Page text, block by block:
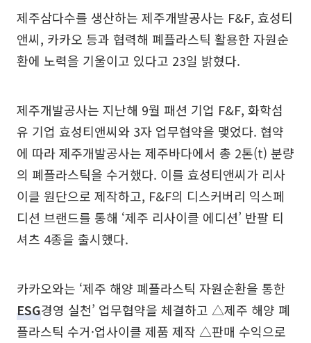
제주삼다수를 생산하는 제주개발공사는 F&F, 효성티
앤씨, 카카오 등과 협력해 폐플라스틱 활용한 자원순
환에 노력을 기울이고 있다고 23일 밝혔다.
제주개발공사는 지난해 9월 패션 기업 F&F, 화학섬
유 기업 효성티앤씨와 3자 업무협약을 맺었다. 협약
에 따라 제주개발공사는 제주바다에서 총 2톤(t) 분량
의 폐플라스틱을 수거했다. 이를 효성티앤씨가 리사
이클 원단으로 제작하고, F&F의 디스커버리 익스페
디션 브랜드를 통해 ‘제주 리사이클 에디션’ 반팔 티
셔츠 4종을 출시했다.
카카오와는 ‘제주 해양 폐플라스틱 자원순환을 통한
ESG경영 실천’ 업무협약을 체결하고 △제주 해양 폐
플라스틱 수거·업사이클 제품 제작 △판매 수익으로